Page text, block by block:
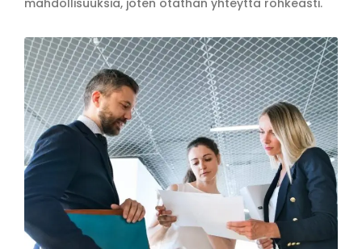
mahdollisuuksia, joten otathan yhteyttä rohkeasti.